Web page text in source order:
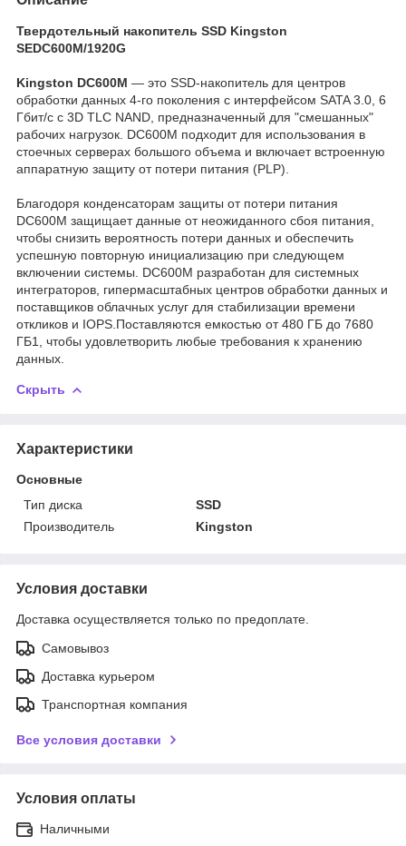
Твердотельный накопитель SSD Kingston
SEDC600M/1920G
Kingston DC600M — это SSD-накопитель для центров
обработки данных 4-го поколения c интерфейсом SATA 3.0, 6
Гбит/с с 3D TLC NAND, предназначенный для "смешанных"
рабочих нагрузок. DC600M подходит для использования в
стоечных серверах большого объема и включает встроенную
аппаратную защиту от потери питания (PLP).
Благодоря конденсаторам защиты от потери питания
DC600M защищает данные от неожиданного сбоя питания,
чтобы снизить вероятность потери данных и обеспечить
успешную повторную инициализацию при следующем
включении системы. DC600M разработан для системных
интеграторов, гипермасштабных центров обработки данных и
поставщиков облачных услуг для стабилизации времени
откликов и IOPS.Поставляются емкостью от 480 ГБ до 7680
ГБ1, чтобы удовлетворить любые требования к хранению
данных.
Скрыть
Характеристики
Основные
Тип диска
SSD
Производитель
Kingston
Условия доставки
Доставка осуществляется только по предоплате.
Самовывоз
Доставка курьером
Транспортная компания
Все условия доставки
Условия оплаты
Наличными